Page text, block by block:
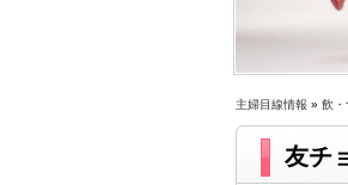
主婦目線情報 » 飲・
友チ